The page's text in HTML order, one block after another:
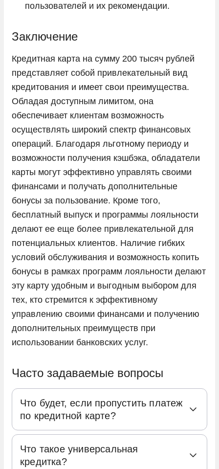
пользователей и их рекомендации.
Заключение
Кредитная карта на сумму 200 тысяч рублей
представляет собой привлекательный вид
кредитования и имеет свои преимущества.
Обладая доступным лимитом, она
обеспечивает клиентам возможность
осуществлять широкий спектр финансовых
операций. Благодаря льготному периоду и
возможности получения кэшбэка, обладатели
карты могут эффективно управлять своими
финансами и получать дополнительные
бонусы за пользование. Кроме того,
бесплатный выпуск и программы лояльности
делают ее еще более привлекательной для
потенциальных клиентов. Наличие гибких
условий обслуживания и возможность копить
бонусы в рамках программ лояльности делают
эту карту удобным и выгодным выбором для
тех, кто стремится к эффективному
управлению своими финансами и получению
дополнительных преимуществ при
использовании банковских услуг.
Часто задаваемые вопросы
Что будет, если пропустить платеж
по кредитной карте?
Когда вы пропускаете минимальный
платеж по кредитной карте, банк начинает
применять не только штрафы и пеню, но и
Что такое универсальная
кредитка?